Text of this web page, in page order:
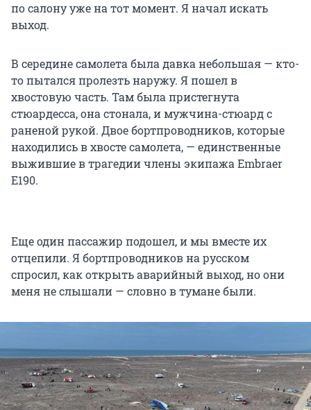
по салону уже на тот момент. Я начал искать
выход.
В середине самолета была давка небольшая — кто-
то пытался пролезть наружу. Я пошел в
хвостовую часть. Там была пристегнута
стюардесса, она стонала, и мужчина-стюард с
раненой рукой. Двое бортпроводников, которые
находились в хвосте самолета, — единственные
выжившие в трагедии члены экипажа Embraer
E190.
Еще один пассажир подошел, и мы вместе их
отцепили. Я бортпроводников на русском
спросил, как открыть аварийный выход, но они
меня не слышали — словно в тумане были.